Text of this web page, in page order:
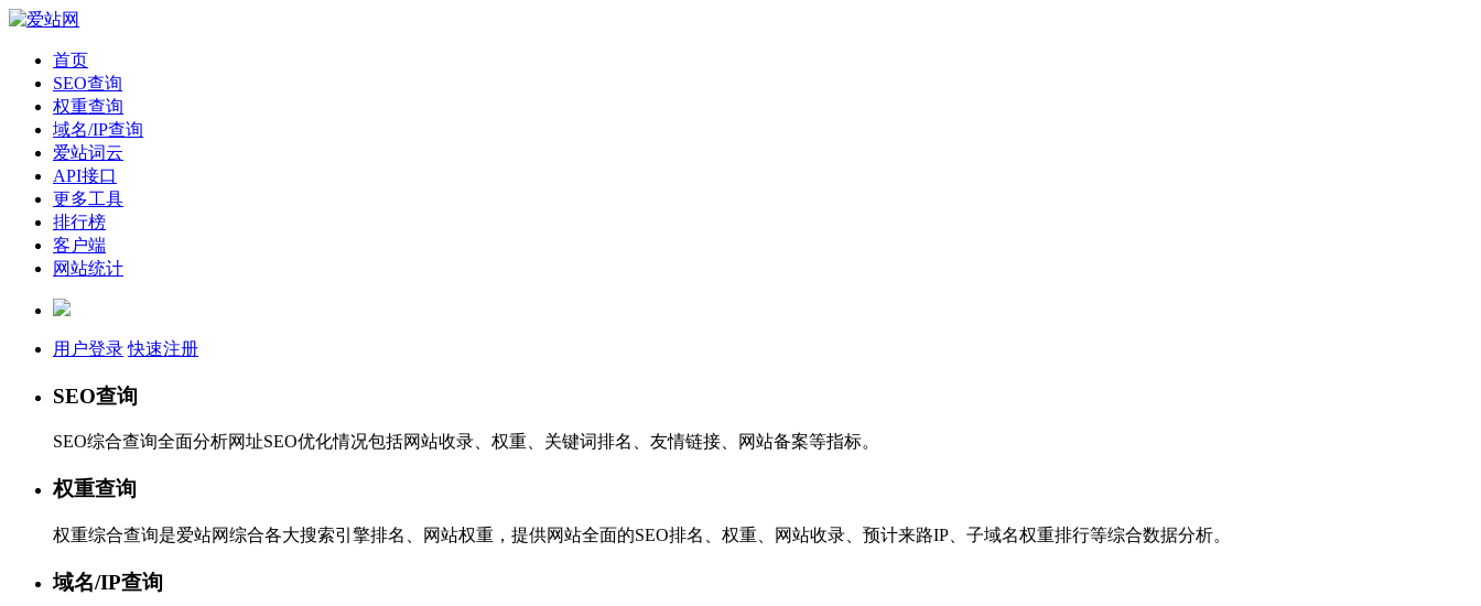
首页
SEO查询
权重查询
域名/IP查询
爱站词云
API接口
更多工具
排行榜
客户端
网站统计
用户登录 快速注册
SEO查询
SEO综合查询全面分析网址SEO优化情况包括网站收录、权重、关键词排名、友情链接、网站备案等指标。
权重查询
权重综合查询是爱站网综合各大搜索引擎排名、网站权重，提供网站全面的SEO排名、权重、网站收录、预计来路IP、子域名权重排行等综合数据分析。
域名/IP查询